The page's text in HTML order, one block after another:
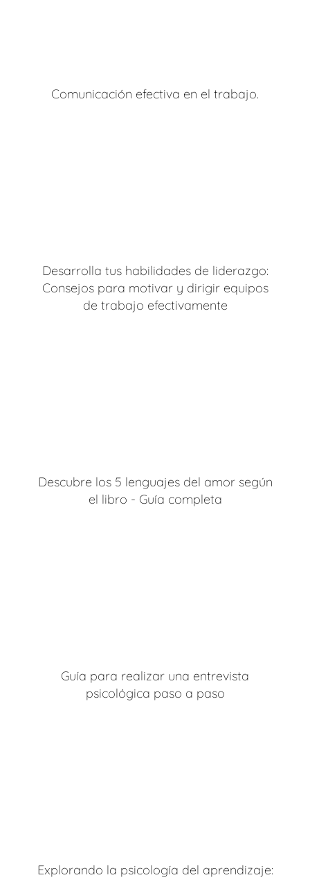
Comunicación efectiva en el trabajo.
Desarrolla tus habilidades de liderazgo:
Consejos para motivar y dirigir equipos
de trabajo efectivamente
Descubre los 5 lenguajes del amor según
el libro - Guía completa
Guía para realizar una entrevista
psicológica paso a paso
Explorando la psicología del aprendizaje: